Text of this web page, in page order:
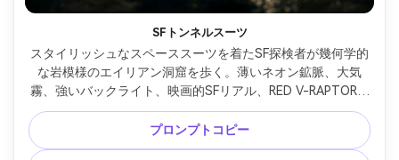
SFトンネルスーツ
スタイリッシュなスペーススーツを着たSF探検者が幾何学的
な岩模様のエイリアン洞窟を歩く。薄いネオン鉱脈、大気
霧、強いバックライト、映画的SFリアル、RED V-RAPTOR、
35mm撮影、高ディテールの質感、浅い被写界深度、ポスタ
ーフィルム構図、超リアル --ar 4:5
プロンプトコピー